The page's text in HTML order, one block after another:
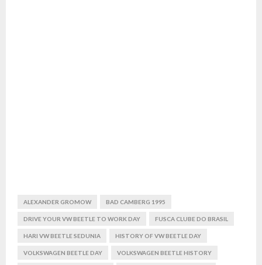
ALEXANDER GROMOW BAD CAMBERG 1995
DRIVE YOUR VW BEETLE TO WORK DAY FUSCA CLUBE DO BRASIL
HARI VW BEETLE SEDUNIA HISTORY OF VW BEETLE DAY
VOLKSWAGEN BEETLE DAY VOLKSWAGEN BEETLE HISTORY